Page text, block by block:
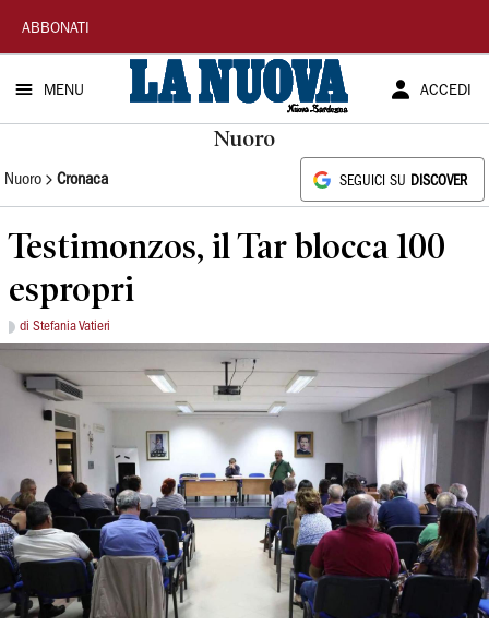
La
Nuova
Sardegna
ABBONATI
MENU ACCEDI
Nuoro
Nuoro Cronaca SEGUICI SU DISCOVER
Testimonzos, il Tar blocca 100
espropri
di Stefania Vatieri